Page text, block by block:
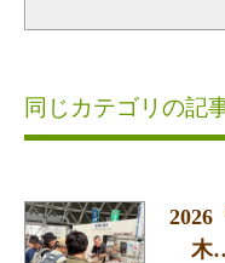
同じカテゴリの記
2026
木